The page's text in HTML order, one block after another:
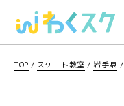
TOP / スケート教室 / 岩手県 /